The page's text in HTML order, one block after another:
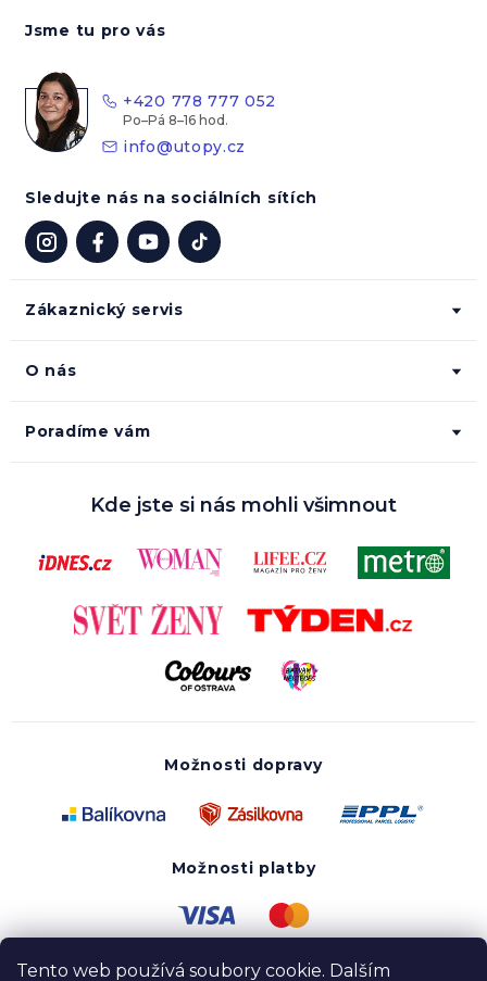
Tento web používá soubory cookie. Dalším
Zákaznický servis
O nás
Poradíme vám
Jsme tu pro vás
+420 778 777 052
info@utopy.cz
Sledujte nás na sociálních sítích
Kde jste si nás mohli všimnout
Možnosti dopravy
Možnosti platby